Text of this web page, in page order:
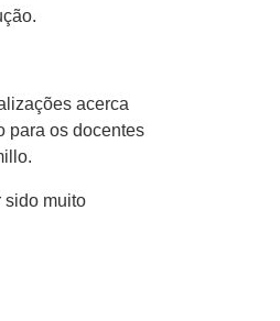
acerca
para os docentes
sido muito